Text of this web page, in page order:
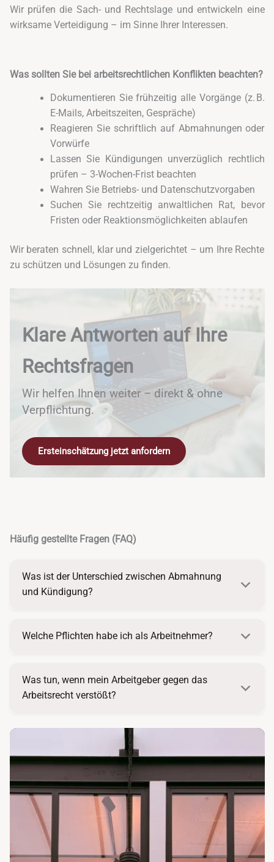
Wir prüfen die Sach- und Rechtslage und entwickeln eine
wirksame Verteidigung – im Sinne Ihrer Interessen.
Was sollten Sie bei arbeitsrechtlichen Konflikten beachten?
Dokumentieren Sie frühzeitig alle Vorgänge (z. B.
E-Mails, Arbeitszeiten, Gespräche)
Reagieren Sie schriftlich auf Abmahnungen oder
Vorwürfe
Lassen Sie Kündigungen unverzüglich rechtlich
prüfen – 3-Wochen-Frist beachten
Wahren Sie Betriebs- und Datenschutzvorgaben
Suchen Sie rechtzeitig anwaltlichen Rat, bevor
Fristen oder Reaktionsmöglichkeiten ablaufen
Wir beraten schnell, klar und zielgerichtet – um Ihre Rechte
zu schützen und Lösungen zu finden.
Klare Antworten auf Ihre
Rechtsfragen
Wir helfen Ihnen weiter – direkt & ohne
Verpflichtung.
Ersteinschätzung jetzt anfordern
Häufig gestellte Fragen (FAQ)
Was ist der Unterschied zwischen Abmahnung
und Kündigung?
Welche Pflichten habe ich als Arbeitnehmer?
Was tun, wenn mein Arbeitgeber gegen das
Arbeitsrecht verstößt?